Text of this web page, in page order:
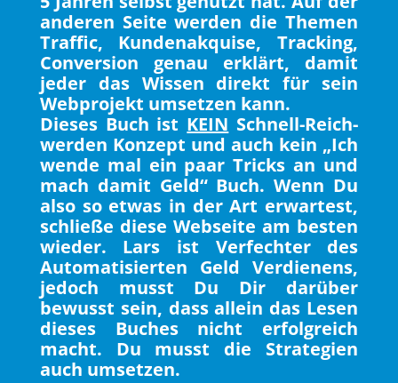
anderen Seite werden die Themen
Traffic, Kundenakquise, Tracking,
Conversion genau erklärt, damit
jeder das Wissen direkt für sein
Webprojekt umsetzen kann.
Dieses Buch ist KEIN Schnell-Reich-
werden Konzept und auch kein „Ich
wende mal ein paar Tricks an und
mach damit Geld“ Buch. Wenn Du
also so etwas in der Art erwartest,
schließe diese Webseite am besten
wieder. Lars ist Verfechter des
Automatisierten Geld Verdienens,
jedoch musst Du Dir darüber
bewusst sein, dass allein das Lesen
dieses Buches nicht erfolgreich
macht. Du musst die Strategien
auch umsetzen.